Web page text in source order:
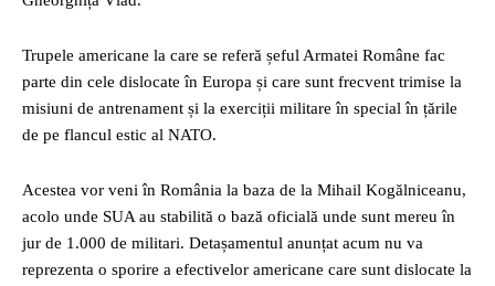
Trupele americane la care se referă șeful Armatei Române fac
parte din cele dislocate în Europa și care sunt frecvent trimise la
misiuni de antrenament și la exerciții militare în special în țările
de pe flancul estic al NATO.
Acestea vor veni în România la baza de la Mihail Kogălniceanu,
acolo unde SUA au stabilită o bază oficială unde sunt mereu în
jur de 1.000 de militari. Detașamentul anunțat acum nu va
reprezenta o sporire a efectivelor americane care sunt dislocate la